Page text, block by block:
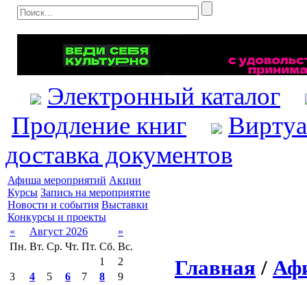
Электронный каталог
Продление книг
доставка документов
Афиша мероприятий Акции
Курсы Запись на мероприятие
Новости и события Выставки
Конкурсы и проекты
«
Август 2026
»
Пн. Вт. Ср. Чт. Пт. Сб. Вс.
1
2
3
4 5 6 7 8
9
Главная /